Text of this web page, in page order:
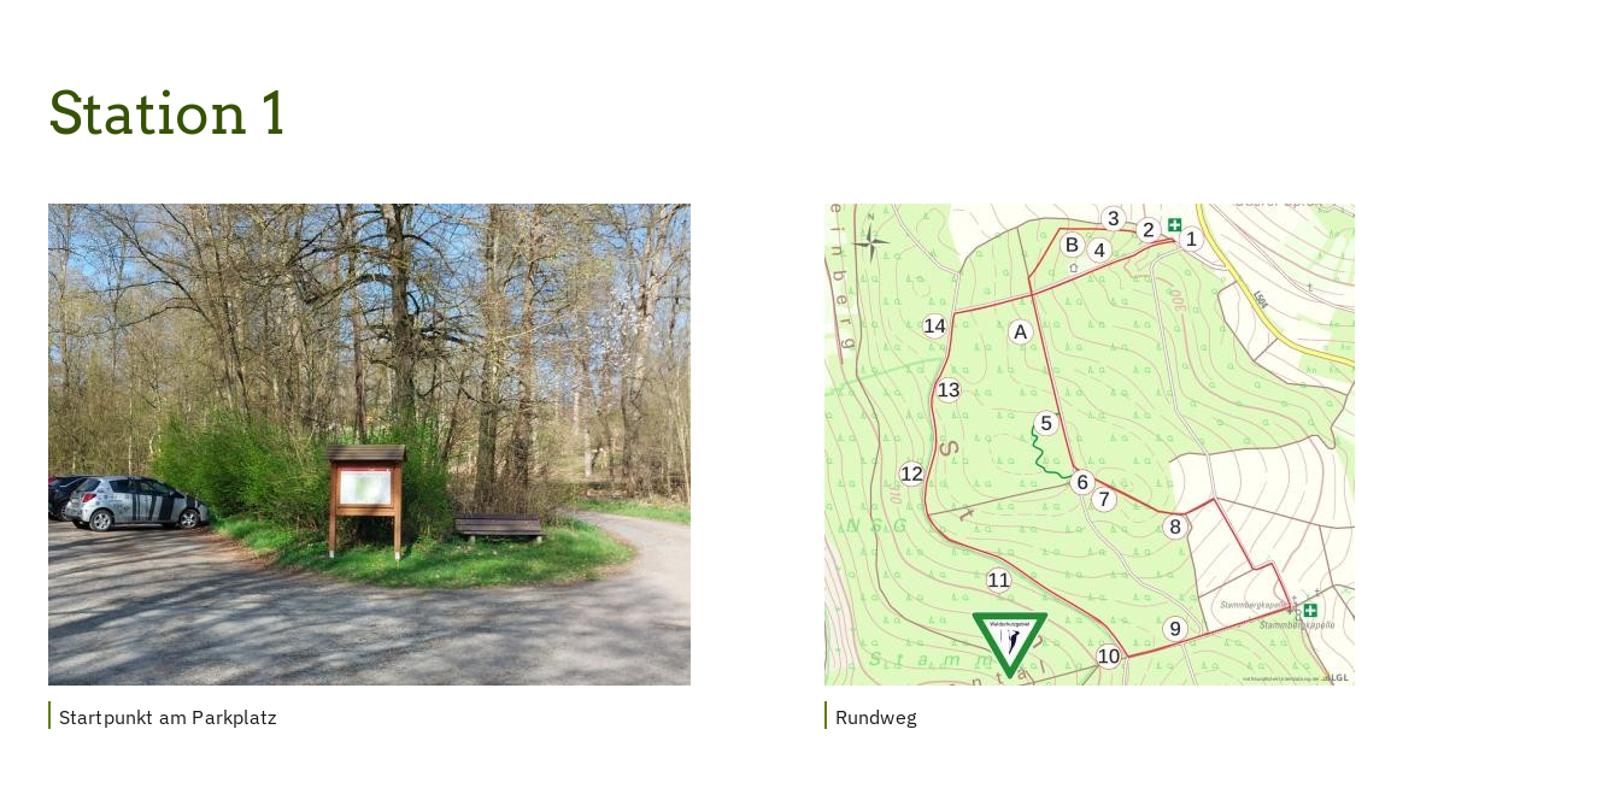
Station 1
Startpunkt am Parkplatz Rundweg